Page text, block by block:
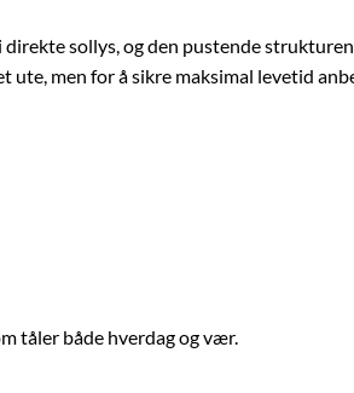
sollys, og den pustende
men for å sikre maksimal levetid
tåler både hverdag og vær.